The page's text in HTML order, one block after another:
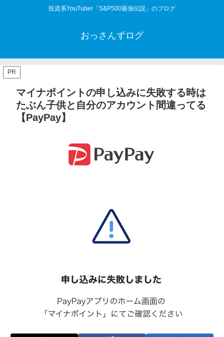
投資系YouTuber「S&P500最強伝説」のブログ
おっさんずログ
PR
マイナポイントの申し込みに失敗する時は
たぶん子供と自分のアカウント間違ってる
【PayPay】